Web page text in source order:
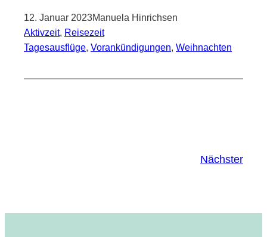
12. Januar 2023Manuela Hinrichsen
Aktivzeit, Reisezeit
Tagesausflüge, Vorankündigungen, Weihnachten
Nächster